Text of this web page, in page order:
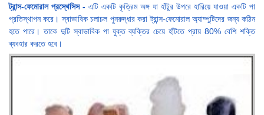
ট্রান্স-ফেমোরাল প্রস্থেসিস - এটি একটি কৃত্রিম অঙ্গ যা হাঁটুর উপরে হারিয়ে যাওয়া একটি পা
প্রতিস্থাপন করে। স্বাভাবিক চলাচল পুনরুদ্ধার করা ট্রান্স-ফেমোরাল অ্যাম্পুটিদের জন্য কঠিন
হতে পারে। তাকে দুটি স্বাভাবিক পা যুক্ত ব্যক্তির চেয়ে হাঁটতে প্রায় 80% বেশি শক্তি
ব্যবহার করতে হবে।